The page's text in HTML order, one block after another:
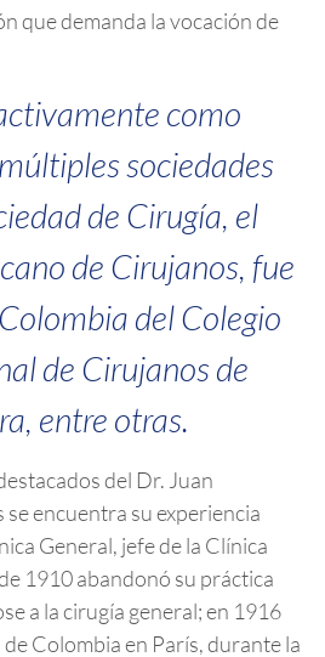
que demanda la vocación de
como
sociedades
de Cirugía, el
de Cirujanos, fue
del Colegio
de Cirujanos de
entre otras.
del Dr. Juan
encuentra su experiencia
General, jefe de la Clínica
1910 abandonó su práctica
a la cirugía general; en 1916
Colombia en París, durante la